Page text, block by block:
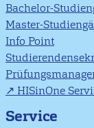
Bachelor-
Master-
Info Point
HISinOne
Service